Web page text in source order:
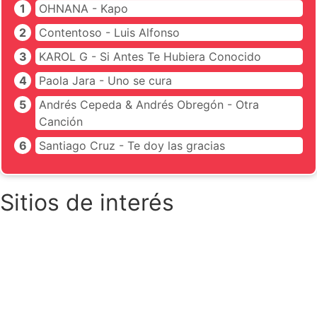
OHNANA - Kapo
Contentoso - Luis Alfonso
KAROL G - Si Antes Te Hubiera Conocido
Paola Jara - Uno se cura
Andrés Cepeda & Andrés Obregón - Otra
Canción
Santiago Cruz - Te doy las gracias
Sitios de interés